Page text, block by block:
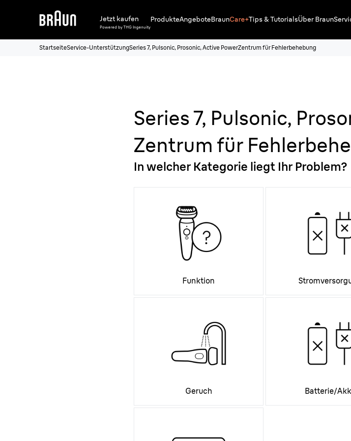
Jetzt kaufen
Powered by THG Ingenuity
ProdukteAngeboteBraunCare+Tips & TutorialsÜber Braun
StartseiteService-UnterstützungSeries 7, Pulsonic, Prosonic, Active PowerZentrum für Fehlerbehebung
Series 7, Pulsonic,
Zentrum für
In welcher Kategorie liegt Ihr Problem?
Funktion
Geruch Batterie/